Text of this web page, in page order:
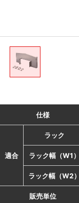
仕様
適合
ラック
ラック幅（W1）
ラック幅（W2）
販売単位